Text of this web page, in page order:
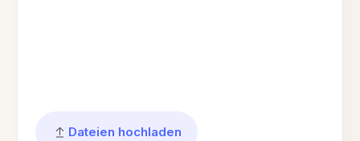
Dateien hochladen